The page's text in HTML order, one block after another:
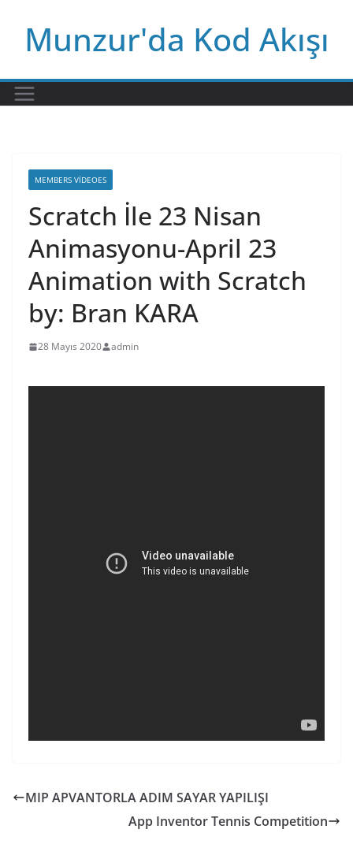
contentMunzur'da Kod Akışı
MEMBERS VIDEOES
Scratch İle 23 Nisan
Animasyonu-April 23
Animation with Scratch
by: Bran KARA
28 Mayıs 2020 admin
MIP APVANTORLA ADIM SAYAR YAPILIŞI
App Inventor Tennis Competition